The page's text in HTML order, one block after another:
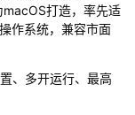
打造，率先适
作系统，兼容市面
、多开运行、最高